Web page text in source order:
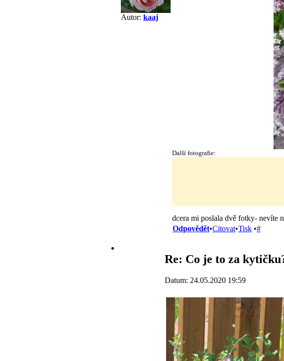
Autor: kaaj
Další fotografie:
dcera mi poslala dvě fotky- nevíte
Odpovědět•Citovat•Tisk •#
Re: Co je to za
Datum: 24.05.2020 19:59